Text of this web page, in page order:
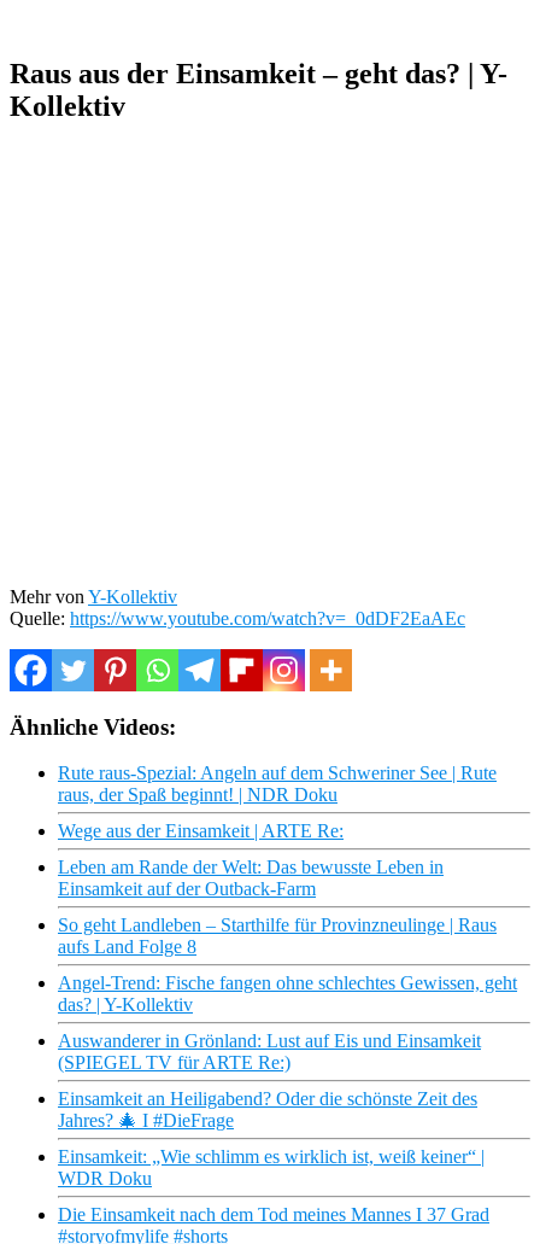
Raus aus der Einsamkeit – geht das? | Y-
Kollektiv
Mehr von Y-Kollektiv
Quelle: https://www.youtube.com/watch?v=_0dDF2EaAEc
Ähnliche Videos:
Rute raus-Spezial: Angeln auf dem Schweriner See | Rute
raus, der Spaß beginnt! | NDR Doku
Wege aus der Einsamkeit | ARTE Re:
Leben am Rande der Welt: Das bewusste Leben in
Einsamkeit auf der Outback-Farm
So geht Landleben – Starthilfe für Provinzneulinge | Raus
aufs Land Folge 8
Angel-Trend: Fische fangen ohne schlechtes Gewissen, geht
das? | Y-Kollektiv
Auswanderer in Grönland: Lust auf Eis und Einsamkeit
(SPIEGEL TV für ARTE Re:)
Einsamkeit an Heiligabend? Oder die schönste Zeit des
Jahres? 🎄 I #DieFrage
Einsamkeit: „Wie schlimm es wirklich ist, weiß keiner“ |
WDR Doku
Die Einsamkeit nach dem Tod meines Mannes I 37 Grad
#storyofmylife #shorts